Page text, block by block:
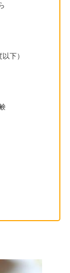
下）